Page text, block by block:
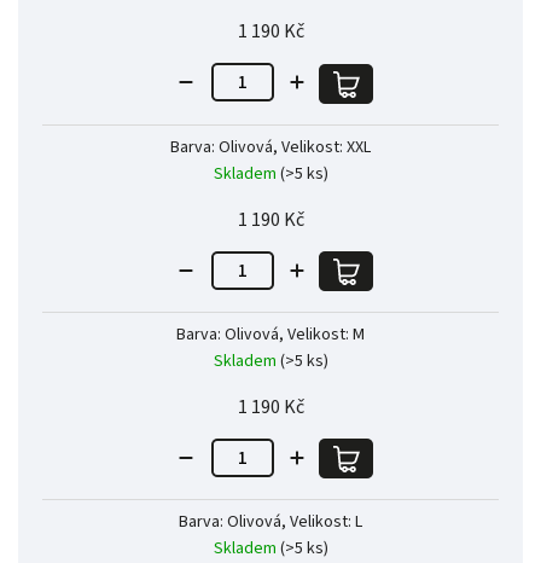
1 190 Kč
Barva: Olivová, Velikost: XXL
Skladem (>5 ks)
1 190 Kč
Barva: Olivová, Velikost: M
Skladem (>5 ks)
1 190 Kč
Barva: Olivová, Velikost: L
Skladem (>5 ks)